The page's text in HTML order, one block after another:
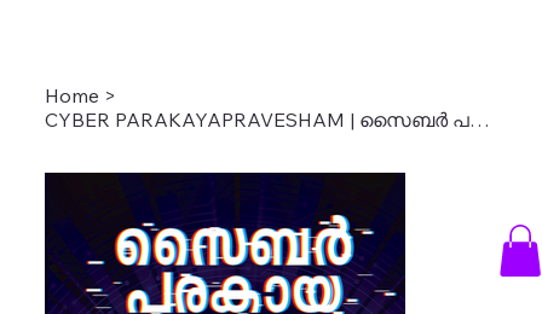
Home >
CYBER PARAKAYAPRAVESHAM | സൈബർ പരകായ പ്രവേശം